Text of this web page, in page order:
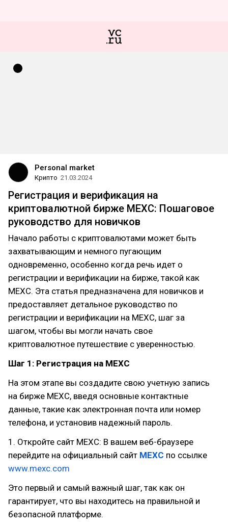
Personal market
Крипто 21.03.2024
Регистрация и верификация на
криптовалютной бирже MEXC: Пошаговое
руководство для новичков
Начало работы с криптовалютами может быть
захватывающим и немного пугающим
одновременно, особенно когда речь идет о
регистрации и верификации на бирже, такой как
MEXC. Эта статья предназначена для новичков и
предоставляет детальное руководство по
регистрации и верификации на MEXC, шаг за
шагом, чтобы вы могли начать свое
криптовалютное путешествие с уверенностью.
Шаг 1: Регистрация на MEXC
На этом этапе вы создадите свою учетную запись
на бирже MEXC, введя основные контактные
данные, такие как электронная почта или номер
телефона, и установив надежный пароль.
1. Откройте сайт MEXC: В вашем веб-браузере
перейдите на официальный сайт MEXC по ссылке
www.mexc.com
Это первый и самый важный шаг, так как он
гарантирует, что вы находитесь на правильной и
безопасной платформе.